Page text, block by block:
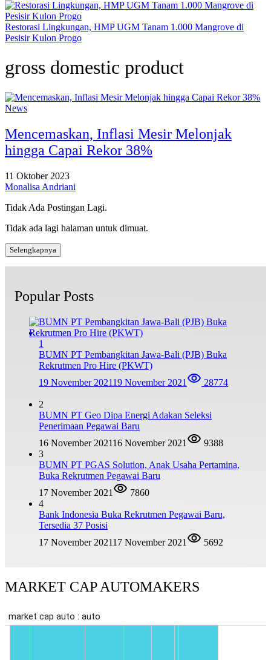
Restorasi Lingkungan, HMP UGM Tanam 1.000 Mangrove di
Pesisir Kulon Progo
gross domestic product
News
Mencemaskan, Inflasi Mesir Melonjak
hingga Capai Rekor 38%
11 Oktober 2023
Monalisa Andriani
Tidak Ada Postingan Lagi.
Tidak ada lagi halaman untuk dimuat.
Selengkapnya
Popular Posts
1
BUMN PT Pembangkitan Jawa-Bali (PJB) Buka
Rekrutmen Pro Hire (PKWT)
19 November 202119 November 2021 28774
2
BUMN PT Geo Dipa Energi Adakan Seleksi
Penerimaan Pegawai Baru
16 November 202116 November 2021
9388
3
BUMN PT PGAS Solution, Anak Usaha Pertamina,
Buka Rekrutmen Pegawai Baru
17 November 2021
7860
4
Bank Indonesia Buka Rekrutmen Pegawai Baru,
Tersedia 37 Posisi
17 November 202117 November 2021 5692
MARKET CAP AUTOMAKERS